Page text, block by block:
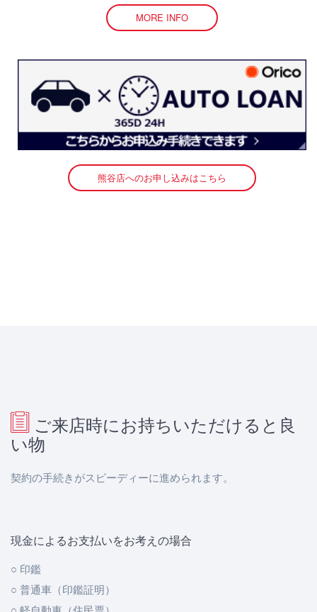
MORE INFO
熊谷店へのお申し込みはこちら
ご来店時にお持ちいただけると良
い物
契約の手続きがスピーディーに進められます。
現金によるお支払いをお考えの場合
○ 印鑑
○ 普通車（印鑑証明）